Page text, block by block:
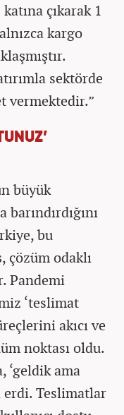
çıkarak 1
kargo
sektörde
vermektedir.”
büyük
bu
çözüm odaklı
Pandemi
‘teslimat
akıcı ve
noktası oldu.
‘geldik ama
erdi. Teslimatlar